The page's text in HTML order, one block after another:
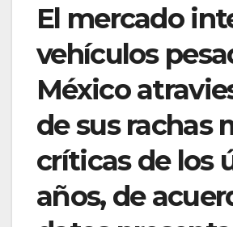
El mercado
vehículos
México
de sus rachas
críticas de los
años, de